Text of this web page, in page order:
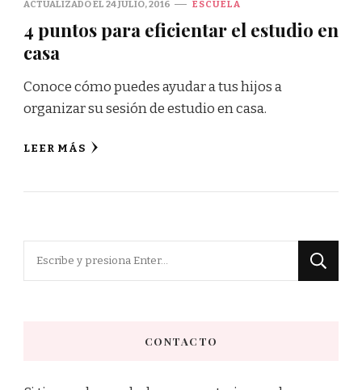
ACTUALIZADO EL 24 JULIO, 2016 ESCUELA
4 puntos para eficientar el estudio en
casa
Conoce cómo puedes ayudar a tus hijos a
organizar su sesión de estudio en casa.
LEER MÁS
CONTACTO